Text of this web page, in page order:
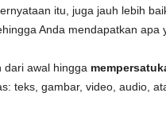
itu, juga jauh lebih
Anda mendapatkan
dari awal hingga
teks, gambar, video, audio,